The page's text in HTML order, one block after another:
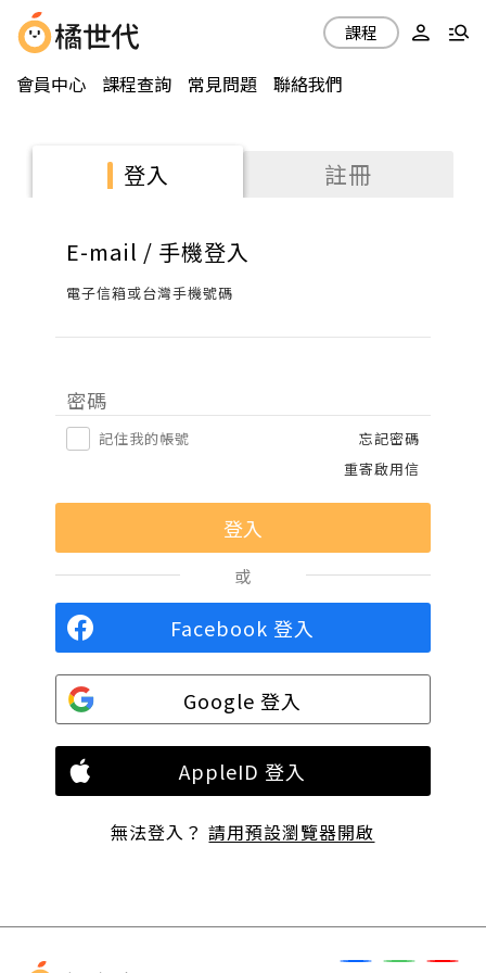
會員中心 課程查詢 常見問題 聯絡我們
課程
登入 註冊
E-mail / 手機登入
電子信箱或台灣手機號碼
密碼
記住我的帳號
忘記密碼
重寄啟用信
或
Facebook 登入
Google 登入
AppleID 登入
無法登入？請用預設瀏覽器開啟